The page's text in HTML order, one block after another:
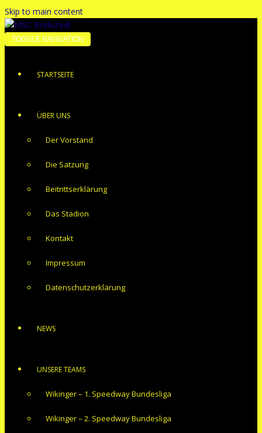
Skip to main content
TOGGLE NAVIGATION
STARTSEITE
ÜBER UNS
Der Vorstand
Die Satzung
Beitrittserklärung
Das Stadion
Kontakt
Impressum
Datenschutzerklärung
NEWS
UNSERE TEAMS
Wikinger – 1. Speedway Bundesliga
Wikinger – 2. Speedway Bundesliga